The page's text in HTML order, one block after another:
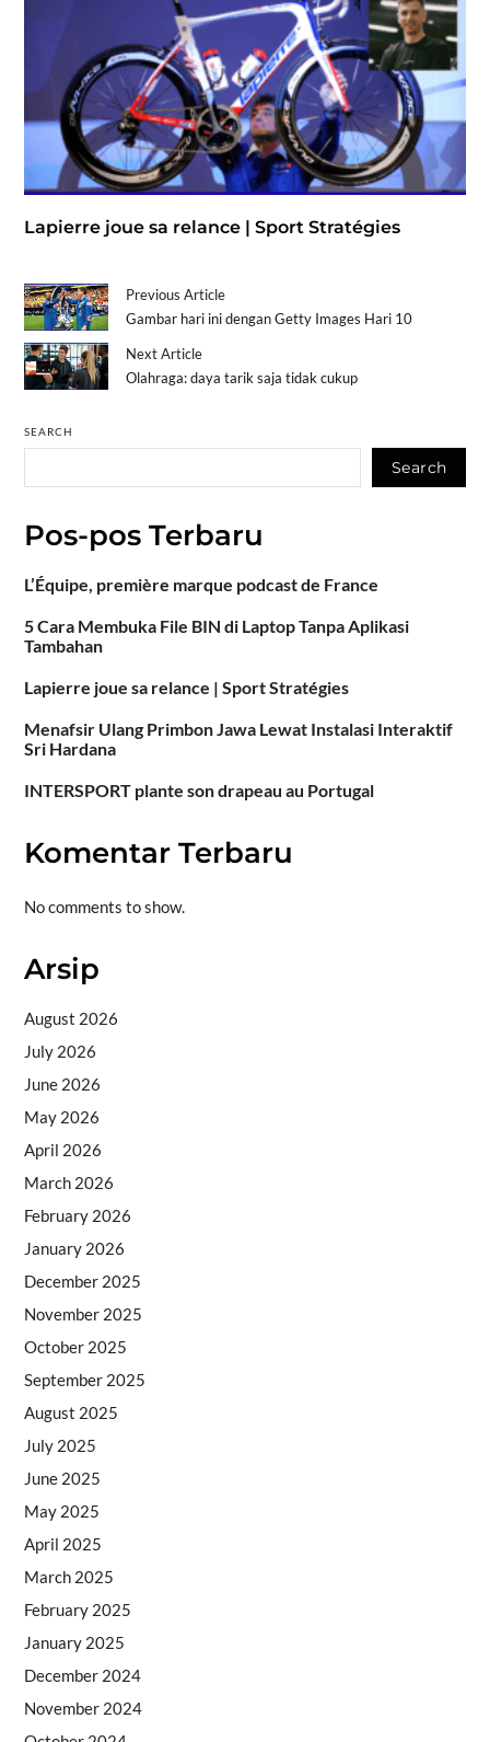
Lapierre joue sa relance | Sport Stratégies
Previous Article
Gambar hari ini dengan Getty Images Hari 10
Next Article
Olahraga: daya tarik saja tidak cukup
SEARCH
Search
Pos-pos Terbaru
L’Équipe, première marque podcast de France
5 Cara Membuka File BIN di Laptop Tanpa Aplikasi
Tambahan
Lapierre joue sa relance | Sport Stratégies
Menafsir Ulang Primbon Jawa Lewat Instalasi Interaktif
Sri Hardana
INTERSPORT plante son drapeau au Portugal
Komentar Terbaru
No comments to show.
Arsip
August 2026
July 2026
June 2026
May 2026
April 2026
March 2026
February 2026
January 2026
December 2025
November 2025
October 2025
September 2025
August 2025
July 2025
June 2025
May 2025
April 2025
March 2025
February 2025
January 2025
December 2024
November 2024